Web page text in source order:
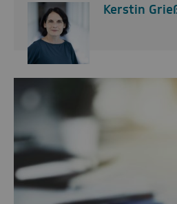
Kerstin